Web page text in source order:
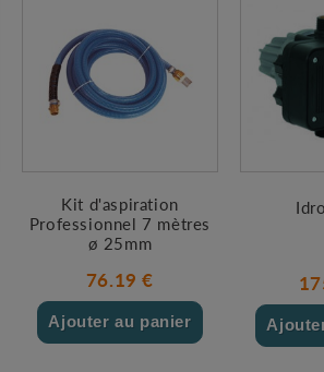
Kit d'aspiration
Professionnel 7 mètres
ø 25mm
76.19 €
Ajouter au panier